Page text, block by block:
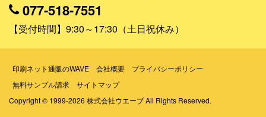
コンサート・ライブ・演劇
活用シーンで探す
077-518-7551
【受付時間】9:30～17:30（土日祝休み）
印刷ネット通販のWAVE 会社概要
プライバシーポリシー
無料サンプル請求
サイトマップ
Copyright © 1999-2026 株式会社ウエーブ All Rights Reserved.